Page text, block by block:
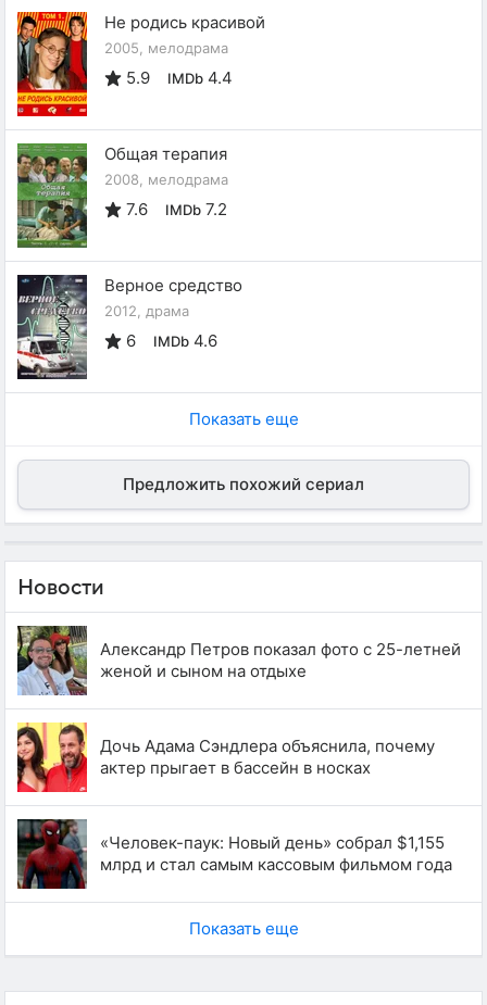
Не родись красивой
2005, мелодрама
5.9 IMDb 4.4
Общая терапия
2008, мелодрама
7.6 IMDb 7.2
Верное средство
2012, драма
6 IMDb 4.6
Показать еще
Предложить похожий сериал
Новости
Александр Петров показал фото с 25-летней
женой и сыном на отдыхе
Дочь Адама Сэндлера объяснила, почему
актер прыгает в бассейн в носках
«Человек-паук: Новый день» собрал $1,155
млрд и стал самым кассовым фильмом года
Показать еще